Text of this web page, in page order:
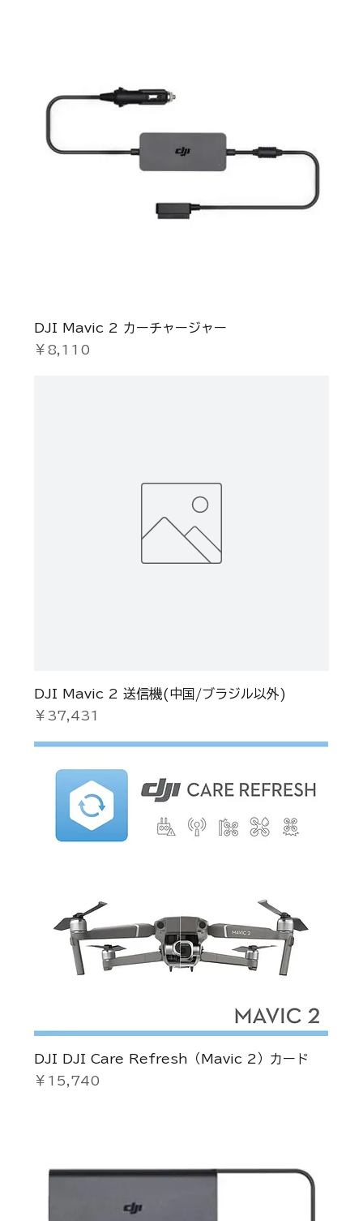
DJI Mavic 2 カーチャージャー
価格
￥8,110
DJI Mavic 2 送信機(中国/ブラジル以外)
価格
￥37,431
DJI DJI Care Refresh（Mavic 2）カード
価格
￥15,740